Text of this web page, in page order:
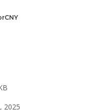
2025